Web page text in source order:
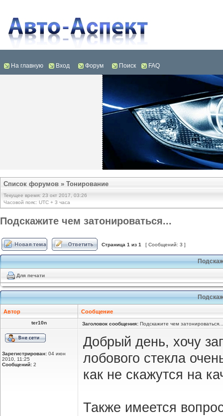
На главную Вход Форум Поиск FAQ
Список форумов » Тонирование
Текущее время: 23 окт 2017, 03:26
Часовой пояс: UTC + 3 часа
Подскажите чем затонироваться...
Страница 1 из 1 [ Сообщений: 3 ]
Для печати
Автор Сообщение
ter10n Заголовок сообщения: Подскажите чем затонироваться...
Зарегистрирован: 04 июн
2010, 11:25
Сообщений: 2
Добрый день, хочу
лобового стекла
как не скажутся на
Также имеется